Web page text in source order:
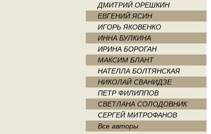
ДМИТРИЙ ОРЕШКИН
ЕВГЕНИЙ ЯСИН
ИГОРЬ ЯКОВЕНКО
ИННА БУЛКИНА
ИРИНА БОРОГАН
МАКСИМ БЛАНТ
НАТЕЛЛА БОЛТЯНСКАЯ
НИКОЛАЙ СВАНИДЗЕ
ПЕТР ФИЛИППОВ
СВЕТЛАНА СОЛОДОВНИК
СЕРГЕЙ МИТРОФАНОВ
Все авторы